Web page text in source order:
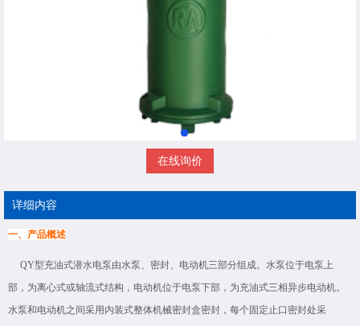
在线询价
详细内容
一、产品概述
QY型充油式潜水电泵由水泵、密封、电动机三部分组成。水泵位于电泵上
部，为离心式或轴流式结构，电动机位于电泵下部，为充油式三相异步电动机。
水泵和电动机之间采用内装式整体机械密封盒密封，每个固定止口密封处采